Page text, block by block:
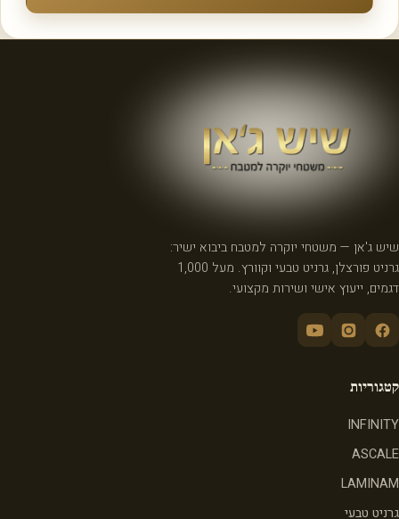
שיש ג'אן — משטחי יוקרה למטבח ביבוא ישיר:
גרניט פורצלן, גרניט טבעי וקוורץ. מעל 1,000
דגמים, ייעוץ אישי ושירות מקצועי.
קטגוריות
INFINITY
ASCALE
LAMINAM
גרניט טבעי